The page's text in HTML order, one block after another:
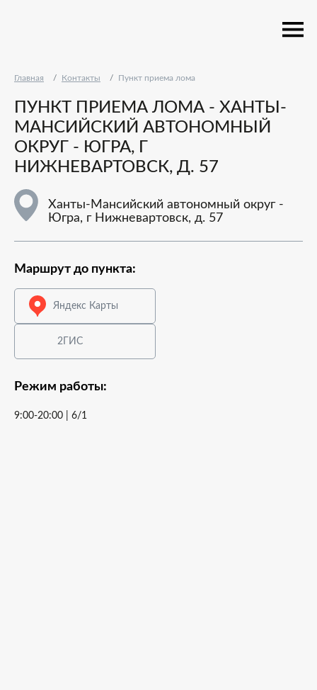
Главная Контакты Пункт приема лома
ПУНКТ ПРИЕМА ЛОМА - ХАНТЫ-
МАНСИЙСКИЙ АВТОНОМНЫЙ
ОКРУГ - ЮГРА, Г
НИЖНЕВАРТОВСК, Д. 57
Ханты-Мансийский автономный округ -
Югра, г Нижневартовск, д. 57
Маршрут до пункта:
Яндекс Карты
2ГИС
Режим работы:
9:00-20:00 | 6/1